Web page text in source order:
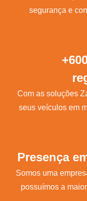
segurança e
Com as soluções
seus veículos em
Presença
Somos uma
possuímos a